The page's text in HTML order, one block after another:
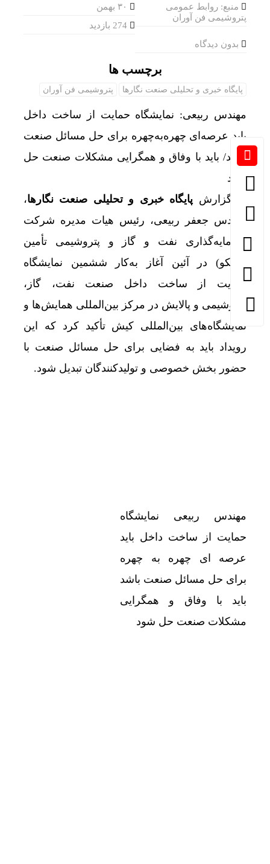
منبع: روابط عمومی
پتروشیمی فن آوران
بدون دیدگاه
برچسب ها
پایگاه خبری و تحلیلی صنعت نگارها پتروشیمی فن آوران
مهندس ربیعی: نمایشگاه حمایت از ساخت داخل
باید عرصه‌ای چهره‌به‌چهره برای حل مسائل صنعت
باشد/ باید با وفاق و همگرایی مشکلات صنعت حل
شود
به گزارش پایگاه خبری و تحلیلی صنعت نگارها،
مهندس جعفر ربیعی، رئیس هیات مدیره شرکت
سرمایه‌گذاری نفت و گاز و پتروشیمی تأمین
(تاپیکو) در آئین آغاز به‌کار ششمین نمایشگاه
حمایت از ساخت داخل صنعت نفت، گاز،
پتروشیمی و پالایش در مرکز بین‌المللی همایش‌ها و
نمایشگاه‌های بین‌المللی کیش تأکید کرد که این
رویداد باید به فضایی برای حل مسائل صنعت با
حضور بخش خصوصی و تولیدکنندگان تبدیل شود.
مهندس ربیعی نمایشگاه
حمایت از ساخت داخل باید
عرصه ای چهره به چهره
برای حل مسائل صنعت باشد
باید با وفاق و همگرایی
مشکلات صنعت حل شود